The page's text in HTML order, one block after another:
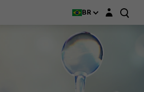
BR Login layer